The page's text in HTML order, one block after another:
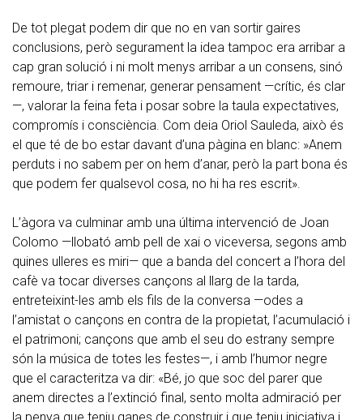
De tot plegat podem dir que no en van sortir gaires
conclusions, però segurament la idea tampoc era arribar a
cap gran solució i ni molt menys arribar a un consens, sinó
remoure, triar i remenar, generar pensament —crític, és clar
—, valorar la feina feta i posar sobre la taula expectatives,
compromís i consciència. Com deia Oriol Sauleda, això és
el que té de bo estar davant d’una pàgina en blanc: »Anem
perduts i no sabem per on hem d’anar, però la part bona és
que podem fer qualsevol cosa, no hi ha res escrit».
L’àgora va culminar amb una última intervenció de Joan
Colomo —llobató amb pell de xai o viceversa, segons amb
quines ulleres es miri— que a banda del concert a l’hora del
cafè va tocar diverses cançons al llarg de la tarda,
entreteixint-les amb els fils de la conversa —odes a
l’amistat o cançons en contra de la propietat, l’acumulació i
el patrimoni; cançons que amb el seu do estrany sempre
són la música de totes les festes—, i amb l’humor negre
que el caracteritza va dir: «Bé, jo que soc del parer que
anem directes a l’extinció final, sento molta admiració per